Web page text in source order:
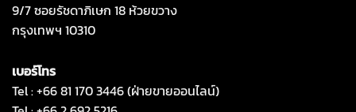
9/7 ซอยรัชดาภิเษก 18 ห้วยขวาง
กรุงเทพฯ 10310
เบอร์โทร
Tel : +66 81 170 3446 (ฝ่ายขายออนไลน์)